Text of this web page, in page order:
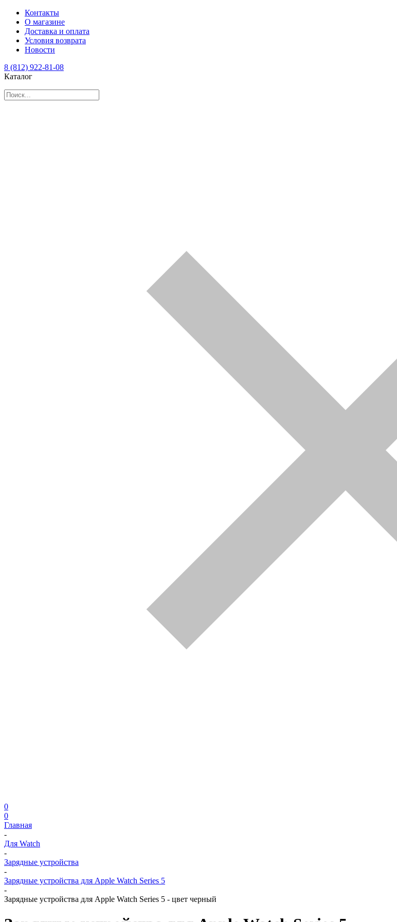
Контакты
О магазине
Доставка и оплата
Условия возврата
Новости
8 (812) 922-81-08
Каталог
0
0
Главная
-
Для Watch
-
Зарядные устройства
-
Зарядные устройства для Apple Watch Series 5
-
Зарядные устройства для Apple Watch Series 5 - цвет черный